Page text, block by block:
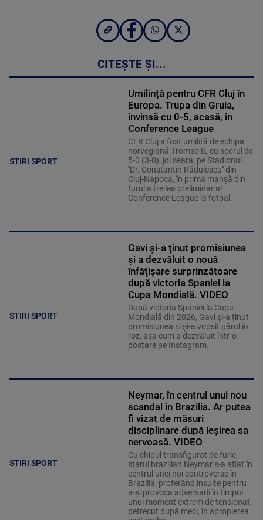
CITEȘTE ȘI...
STIRI SPORT
Umilință pentru CFR Cluj în
Europa. Trupa din Gruia,
învinsă cu 0-5, acasă, în
Conference League
CFR Cluj a fost umilită de echipa
norvegiană Tromso IL cu scorul de
5-0 (3-0), joi seara, pe Stadionul
''Dr. Constantin Rădulescu'' din
Cluj-Napoca, în prima manşă din
turul a treilea preliminar al
Conference League la fotbal.
STIRI SPORT
Gavi şi-a ţinut promisiunea
şi a dezvăluit o nouă
înfăţişare surprinzătoare
după victoria Spaniei la
Cupa Mondială. VIDEO
După victoria Spaniei la Cupa
Mondială din 2026, Gavi și-a ținut
promisiunea și și-a vopsit părul în
roz, așa cum a dezvăluit într-o
postare pe Instagram.
STIRI SPORT
Neymar, în centrul unui nou
scandal în Brazilia. Ar putea
fi vizat de măsuri
disciplinare după ieșirea sa
nervoasă. VIDEO
Cu chipul transfigurat de furie,
starul brazilian Neymar s-a aflat în
centrul unei noi controverse în
Brazilia, proferând insulte pentru
a-și provoca adversarii în timpul
unui moment extrem de tensionat,
petrecut după meci, în apropierea